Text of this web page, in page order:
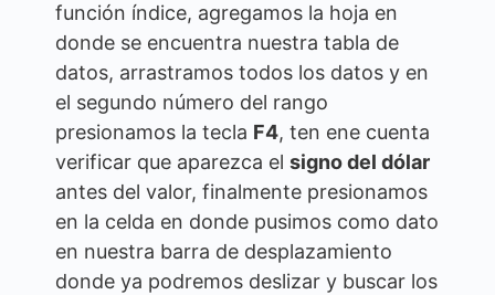
función índice, agregamos la hoja en
donde se encuentra nuestra tabla de
datos, arrastramos todos los datos y en
el segundo número del rango
presionamos la tecla F4, ten ene cuenta
verificar que aparezca el signo del dólar
antes del valor, finalmente presionamos
en la celda en donde pusimos como dato
en nuestra barra de desplazamiento
donde ya podremos deslizar y buscar los